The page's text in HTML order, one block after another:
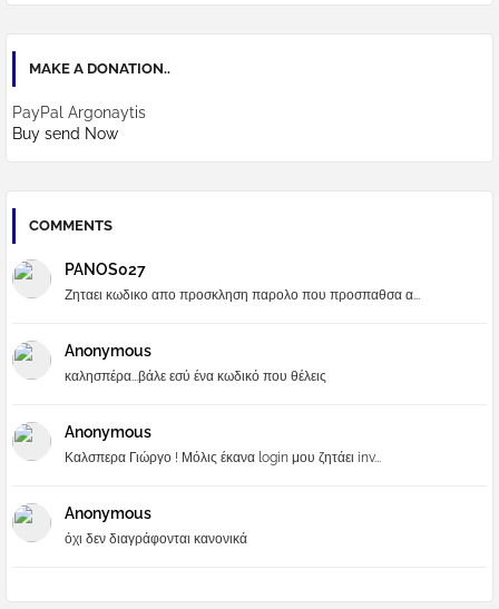
MAKE A DONATION..
PayPal Argonaytis
Buy send Now
COMMENTS
PANOS027
Ζηταει κωδικο απο προσκληση παρολο που προσπαθσα α...
Anonymous
καλησπέρα...βάλε εσύ ένα κωδικό που θέλεις
Anonymous
Καλσπερα Γιώργο ! Μόλις έκανα login μου ζητάει inv...
Anonymous
όχι δεν διαγράφονται κανονικά